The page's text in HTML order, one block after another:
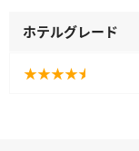
ホテルグレード
★★★★★